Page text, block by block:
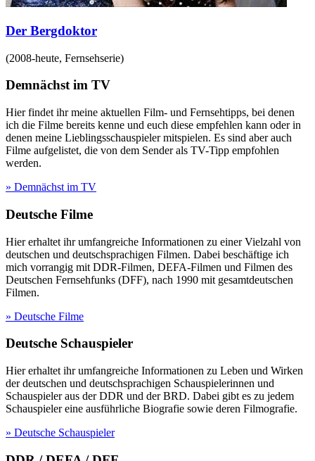
Der Bergdoktor
(2008-heute, Fernsehserie)
Demnächst im TV
Hier findet ihr meine aktuellen Film- und Fernsehtipps, bei denen
ich die Filme bereits kenne und euch diese empfehlen kann oder in
denen meine Lieblingsschauspieler mitspielen. Es sind aber auch
Filme aufgelistet, die von dem Sender als TV-Tipp empfohlen
werden.
» Demnächst im TV
Deutsche Filme
Hier erhaltet ihr umfangreiche Informationen zu einer Vielzahl von
deutschen und deutschsprachigen Filmen. Dabei beschäftige ich
mich vorrangig mit DDR-Filmen, DEFA-Filmen und Filmen des
Deutschen Fernsehfunks (DFF), nach 1990 mit gesamtdeutschen
Filmen.
» Deutsche Filme
Deutsche Schauspieler
Hier erhaltet ihr umfangreiche Informationen zu Leben und Wirken
der deutschen und deutschsprachigen Schauspielerinnen und
Schauspieler aus der DDR und der BRD. Dabei gibt es zu jedem
Schauspieler eine ausführliche Biografie sowie deren Filmografie.
» Deutsche Schauspieler